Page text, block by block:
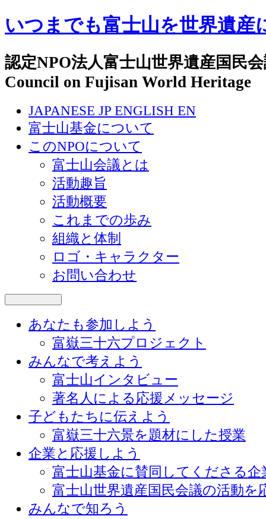
いつまでも富士山を世界遺産
認定NPO法人富士山世界遺産国民
Council on Fujisan World Heritage
JAPANESE JP ENGLISH EN
富士山基金について
このNPOについて
富士山会議とは
活動趣旨
活動概要
これまでの歩み
組織と体制
ロゴ・キャラクター
お問い合わせ
あなたも参加しよう
富嶽三十六プロジェクト
みんなで考えよう
富士山インタビュー
著名人による応援メッセージ
子どもたちに伝えよう
富嶽三十六景を題材にした授業
企業と応援しよう
富士山基金に賛同してくださる
富士山世界遺産国民会議の活動を
みんなで知ろう